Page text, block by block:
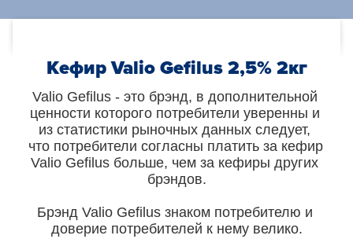
??????? ????????
O??????
Кефир Valio Gefilus 2,5% 2кг
Valio Gefilus - это брэнд, в дополнительной
ценности которого потребители уверенны и
из статистики рыночных данных следует,
что потребители согласны платить за кефир
Valio Gefilus больше, чем за кефиры других
брэндов.
Брэнд Valio Gefilus знаком потребителю и
доверие потребителей к нему велико.